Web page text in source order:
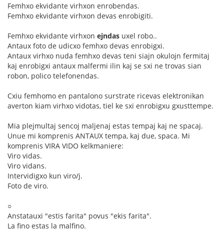
Femhxo ekvidante virhxon enrobendas.
Femhxo ekvidante virhxon devas enrobigiti.
Femhxo ekvidante virhxon ejndas uxel robo..
Antaux foto de udicxo femhxo devas enrobigxi.
Antaux virhxo nuda femhxo devas teni siajn okulojn fermitaj
kaj enrobigxi antaux malfermi ilin kaj se sxi ne trovas sian
robon, polico telefonendas.
Cxiu femhomo en pantalono surstrate ricevas elektronikan
averton kiam virhxo vidotas, tiel ke sxi enrobigxu gxusttempe.
Mia plejmultaj sencoj maljenaj estas tempaj kaj ne spacaj.
Unue mi komprenis ANTAUX tempa, kaj due, spaca. Mi
komprenis VIRA VIDO kelkmaniere:
Viro vidas.
Viro vidans.
Intervidigxo kun viro/j.
Foto de viro.
○
Anstatauxi "estis farita" povus "ekis farita".
La fino estas la malfino.